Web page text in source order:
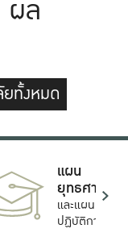
ผล
ยทั้งหมด
แผน
ยุทธศาสตร์
และแผน
ปฏิบัติการ